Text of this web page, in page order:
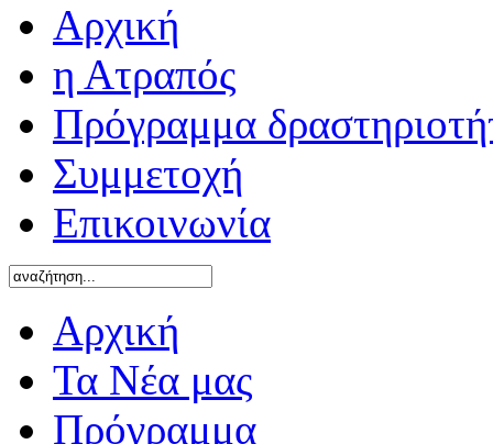
Αρχική
η Ατραπός
Πρόγραμμα
Συμμετοχή
Επικοινωνία
Αρχική
Τα Νέα μας
Πρόγραμμα